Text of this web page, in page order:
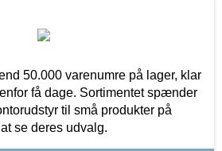
50.000 varenumre på lager, klar
få dage. Sortimentet spænder
til små produkter på
se deres udvalg.